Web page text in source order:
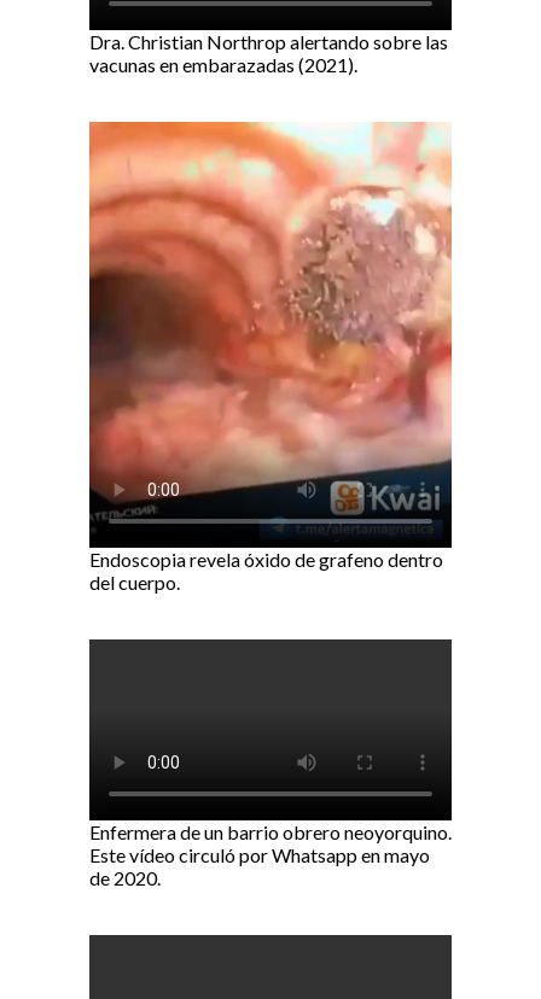
Dra. Christian Northrop alertando sobre las
vacunas en embarazadas (2021).
Endoscopia revela óxido de grafeno dentro
del cuerpo.
Enfermera de un barrio obrero neoyorquino.
Este vídeo circuló por Whatsapp en mayo
de 2020.